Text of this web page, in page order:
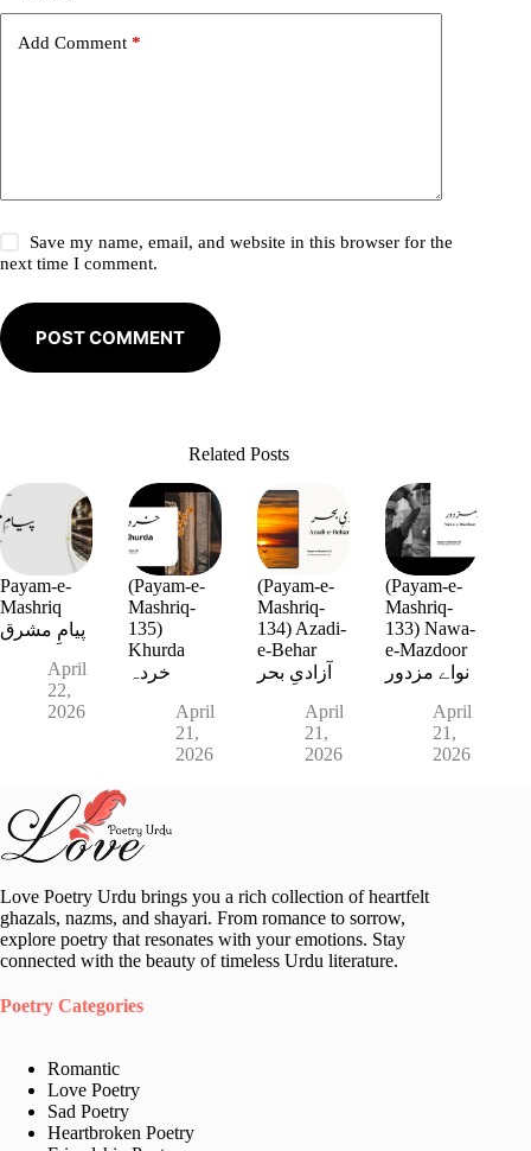
Add Comment *
Save my name, email, and website in this browser for the
next time I comment.
POST COMMENT
Related Posts
Payam-e-
Mashriq
پیامِ مشرق
April
22,
2026
(Payam-e-
Mashriq-
135)
Khurda
April
21,
2026
(Payam-e-
Mashriq-
134) Azadi-
e-Behar
آزادیِ بحر
April
21,
2026
(Payam-e-
Mashriq-
133) Nawa-
e-Mazdoor
April
21,
2026
Love Poetry Urdu brings you a rich collection of heartfelt
ghazals, nazms, and shayari. From romance to sorrow,
explore poetry that resonates with your emotions. Stay
connected with the beauty of timeless Urdu literature.
Poetry Categories
Romantic
Love Poetry
Sad Poetry
Heartbroken Poetry